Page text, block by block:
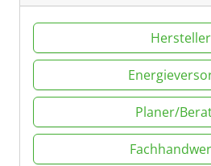
Hersteller
Planer/